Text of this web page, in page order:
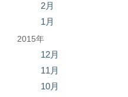
2月
1月
2015年
12月
11月
10月